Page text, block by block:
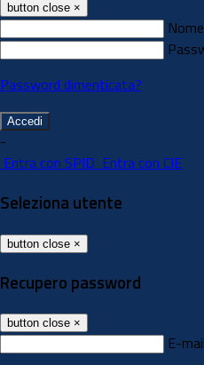
button close ×
Password dimenticata?
-
Entra con SPID Entra con CIE
Seleziona utente
button close ×
Recupero password
button close ×
E-mail